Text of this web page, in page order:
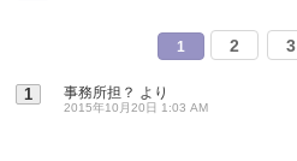
1 2 3
1 事務所担？ より
2015年10月20日 1:03 AM